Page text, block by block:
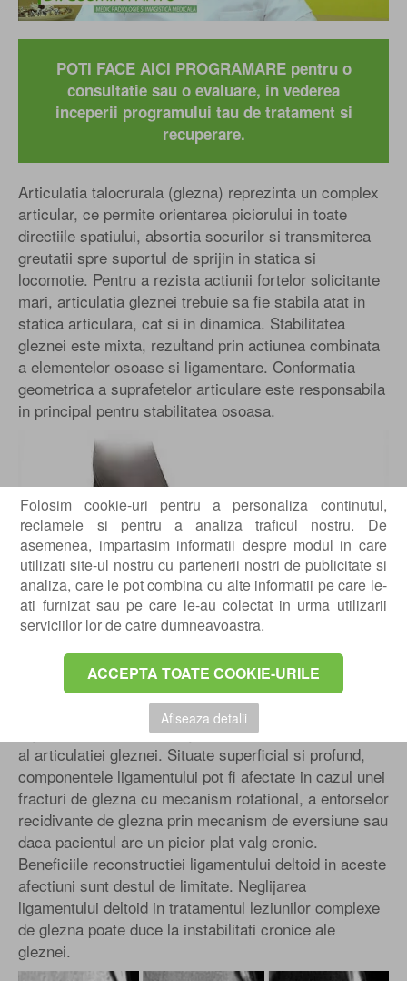
Folosim cookie-uri pentru a personaliza continutul,
reclamele si pentru a analiza traficul nostru. De
asemenea, impartasim informatii despre modul in care
utilizati site-ul nostru cu partenerii nostri de publicitate si
analiza, care le pot combina cu alte informatii pe care le-
ati furnizat sau pe care le-au colectat in urma utilizarii
serviciilor lor de catre dumneavoastra.
ACCEPTA TOATE COOKIE-URILE
Afiseaza detalii
POTI FACE AICI PROGRAMARE pentru o
consultatie sau o evaluare, in vederea
inceperii programului tau de tratament si
recuperare.
Articulatia talocrurala (glezna) reprezinta un complex
articular, ce permite orientarea piciorului in toate
directiile spatiului, absortia socurilor si transmiterea
greutatii spre suportul de sprijin in statica si
locomotie. Pentru a rezista actiunii fortelor solicitante
mari, articulatia gleznei trebuie sa fie stabila atat in
statica articulara, cat si in dinamica. Stabilitatea
gleznei este mixta, rezultand prin actiunea combinata
a elementelor osoase si ligamentare. Conformatia
geometrica a suprafetelor articulare este responsabila
in principal pentru stabilitatea osoasa.
Ligamentul deltoid este ligamentul primar stabilizator
al articulatiei gleznei. Situate superficial si profund,
componentele ligamentului pot fi afectate in cazul unei
fracturi de glezna cu mecanism rotational, a entorselor
recidivante de glezna prin mecanism de eversiune sau
daca pacientul are un picior plat valg cronic.
Beneficiile reconstructiei ligamentului deltoid in aceste
afectiuni sunt destul de limitate. Neglijarea
ligamentului deltoid in tratamentul leziunilor complexe
de glezna poate duce la instabilitati cronice ale
gleznei.